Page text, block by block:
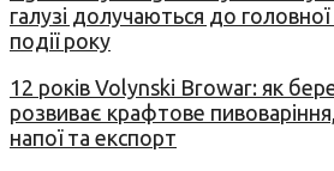
галузі долучаються до
події року
12 років Volynski Browar: як
розвиває крафтове
напої та експорт